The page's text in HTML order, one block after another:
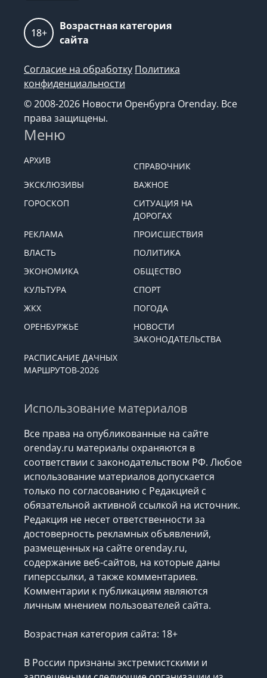
18+
Возрастная категория
сайта
Согласие на обработку Политика
конфиденциальности
© 2008-2026 Новости Оренбурга Orenday. Все
права защищены.
Меню
АРХИВ
СПРАВОЧНИК
ЭКСКЛЮЗИВЫ
ВАЖНОЕ
ГОРОСКОП
СИТУАЦИЯ НА
ДОРОГАХ
РЕКЛАМА
ПРОИСШЕСТВИЯ
ВЛАСТЬ
ПОЛИТИКА
ЭКОНОМИКА
ОБЩЕСТВО
КУЛЬТУРА
СПОРТ
ЖКХ
ПОГОДА
ОРЕНБУРЖЬЕ
НОВОСТИ
ЗАКОНОДАТЕЛЬСТВА
РАСПИСАНИЕ ДАЧНЫХ
МАРШРУТОВ-2026
Использование материалов
Все права на опубликованные на сайте
orenday.ru материалы охраняются в
соответствии с законодательством РФ. Любое
использование материалов допускается
только по согласованию с Редакцией с
обязательной активной ссылкой на источник.
Редакция не несет ответственности за
достоверность рекламных объявлений,
размещенных на сайте orenday.ru,
содержание веб-сайтов, на которые даны
гиперссылки, а также комментариев.
Комментарии к публикациям являются
личным мнением пользователей сайта.
Возрастная категория сайта: 18+
В России признаны экстремистскими и